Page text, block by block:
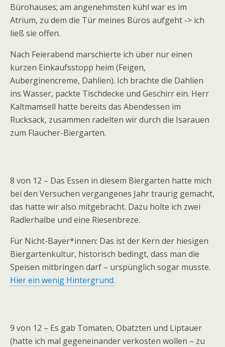
Bürohauses; am angenehmsten kühl war es im
Atrium, zu dem die Tür meines Büros aufgeht -> ich
ließ sie offen.
Nach Feierabend marschierte ich über nur einen
kurzen Einkaufsstopp heim (Feigen,
Auberginencreme, Dahlien). Ich brachte die Dahlien
ins Wasser, packte Tischdecke und Geschirr ein. Herr
Kaltmamsell hatte bereits das Abendessen im
Rucksack, zusammen radelten wir durch die Isarauen
zum Flaucher-Biergarten.
8 von 12 – Das Essen in diesem Biergarten hatte mich
bei den Versuchen vergangenes Jahr traurig gemacht,
das hatte wir also mitgebracht. Dazu holte ich zwei
Radlerhalbe und eine Riesenbreze.
Für Nicht-Bayer*innen: Das ist der Kern der hiesigen
Biergartenkultur, historisch bedingt, dass man die
Speisen mitbringen darf – urspünglich sogar musste.
Hier ein wenig Hintergrund.
9 von 12 – Es gab Tomaten, Obatzten und Liptauer
(hatte ich mal gegeneinander verkosten wollen – zu